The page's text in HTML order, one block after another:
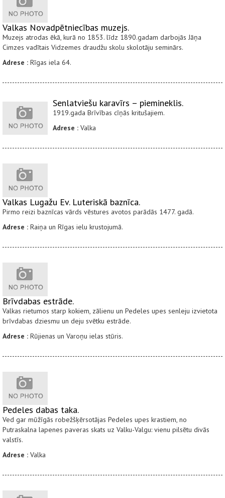
Valkas Novadpētniecības muzejs.
Muzejs atrodas ēkā, kurā no 1853. līdz 1890.gadam darbojās Jāņa
Cimzes vadītais Vidzemes draudžu skolu skolotāju seminārs.
Adrese : Rīgas iela 64.
Senlatviešu karavīrs – piemineklis.
1919.gada Brīvības cīņās kritušajiem.
Adrese : Valka
Valkas Lugažu Ev. Luteriskā baznīca.
Pirmo reizi baznīcas vārds vēstures avotos parādās 1477. gadā.
Adrese : Raiņa un Rīgas ielu krustojumā.
Brīvdabas estrāde.
Valkas rietumos starp kokiem, zālienu un Pedeles upes senleju izvietota
brīvdabas dziesmu un deju svētku estrāde.
Adrese : Rūjienas un Varoņu ielas stūris.
Pedeles dabas taka.
Ved gar mūžīgās robežšķērsotājas Pedeles upes krastiem, no
Putraskalna lapenes paveras skats uz Valku-Valgu: vienu pilsētu divās
valstīs.
Adrese : Valka